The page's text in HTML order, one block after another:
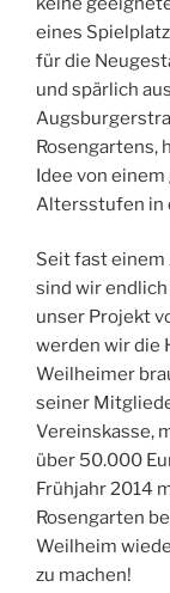
eines
für die
und spärlich
Rosengartens,
Idee von
Altersstufen in
Seit fast einem
sind wir
unser Projekt
werden wir die
Weilheimer
seiner
Vereinskasse,
über 50.000
Frühjahr 2014
Rosengarten
Weilheim
zu machen!